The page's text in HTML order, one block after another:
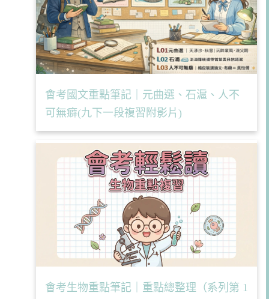
會考國文重點筆記｜元曲選、石滬、人不
可無癖(九下一段複習附影片)
會考生物重點筆記｜重點總整理（系列第 1